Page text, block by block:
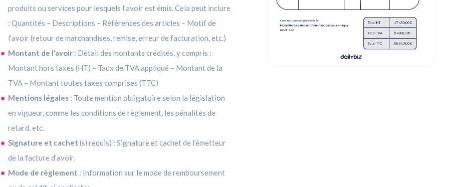
produits ou services pour lesquels l’avoir est émis. Cela peut inclure
: Quantités – Descriptions – Références des articles – Motif de
l’avoir (retour de marchandises, remise, erreur de facturation, etc.)
Montant de l’avoir : Détail des montants crédités, y compris :
Montant hors taxes (HT) – Taux de TVA appliqué – Montant de la
TVA – Montant toutes taxes comprises (TTC)
Mentions légales : Toute mention obligatoire selon la législation
en vigueur, comme les conditions de règlement, les pénalités de
retard, etc.
Signature et cachet (si requis) : Signature et cachet de l’émetteur
de la facture d’avoir.
Mode de règlement : Information sur le mode de remboursement